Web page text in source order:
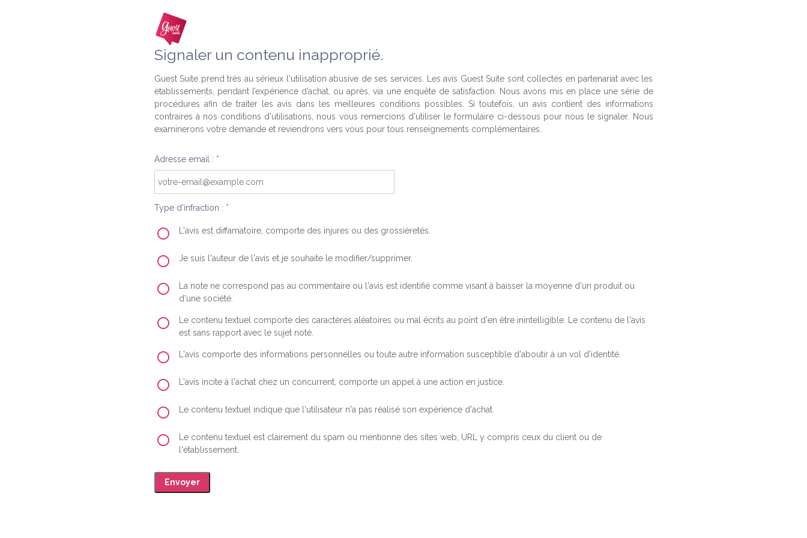
Signaler un contenu inapproprié.
Guest Suite prend très au sérieux l'utilisation abusive de ses services. Les avis Guest Suite sont collectés en partenariat avec les
établissements, pendant l’expérience d’achat, ou après, via une enquête de satisfaction. Nous avons mis en place une série de
procédures afin de traiter les avis dans les meilleures conditions possibles. Si toutefois, un avis contient des informations
contraires à nos conditions d'utilisations, nous vous remercions d'utiliser le formulaire ci-dessous pour nous le signaler. Nous
examinerons votre demande et reviendrons vers vous pour tous renseignements complémentaires.
Adresse email : *
Type d'infraction : *
L'avis est diffamatoire, comporte des injures ou des grossièretés.
Je suis l'auteur de l'avis et je souhaite le modifier/supprimer.
La note ne correspond pas au commentaire ou l'avis est identifié comme visant à baisser la moyenne d'un produit ou
d'une société.
Le contenu textuel comporte des caractères aléatoires ou mal écrits au point d'en être inintelligible. Le contenu de l'avis
est sans rapport avec le sujet noté.
L'avis comporte des informations personnelles ou toute autre information susceptible d'aboutir à un vol d'identité.
L'avis incite à l'achat chez un concurrent, comporte un appel à une action en justice.
Le contenu textuel indique que l'utilisateur n'a pas réalisé son expérience d'achat.
Le contenu textuel est clairement du spam ou mentionne des sites web, URL y compris ceux du client ou de
l'établissement.
Envoyer